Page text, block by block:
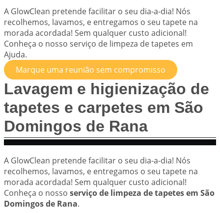
A GlowClean pretende facilitar o seu dia-a-dia! Nós
recolhemos, lavamos, e entregamos o seu tapete na
morada acordada! Sem qualquer custo adicional!
Conheça o nosso serviço de limpeza de tapetes em
Ajuda.
Marque uma reunião sem compromisso
Lavagem e higienização de
tapetes e carpetes em São
Domingos de Rana
A GlowClean pretende facilitar o seu dia-a-dia! Nós
recolhemos, lavamos, e entregamos o seu tapete na
morada acordada! Sem qualquer custo adicional!
Conheça o nosso serviço de limpeza de tapetes em São
Domingos de Rana.